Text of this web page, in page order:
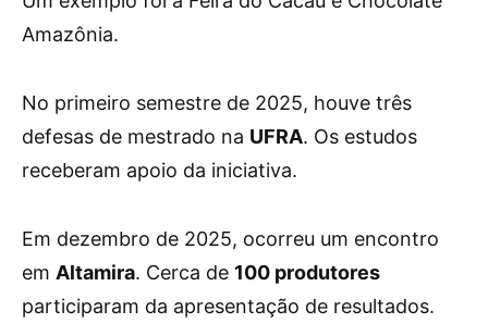
Amazônia.
No primeiro semestre de 2025, houve três
defesas de mestrado na UFRA. Os estudos
receberam apoio da iniciativa.
Em dezembro de 2025, ocorreu um encontro
em Altamira. Cerca de 100 produtores
participaram da apresentação de resultados.